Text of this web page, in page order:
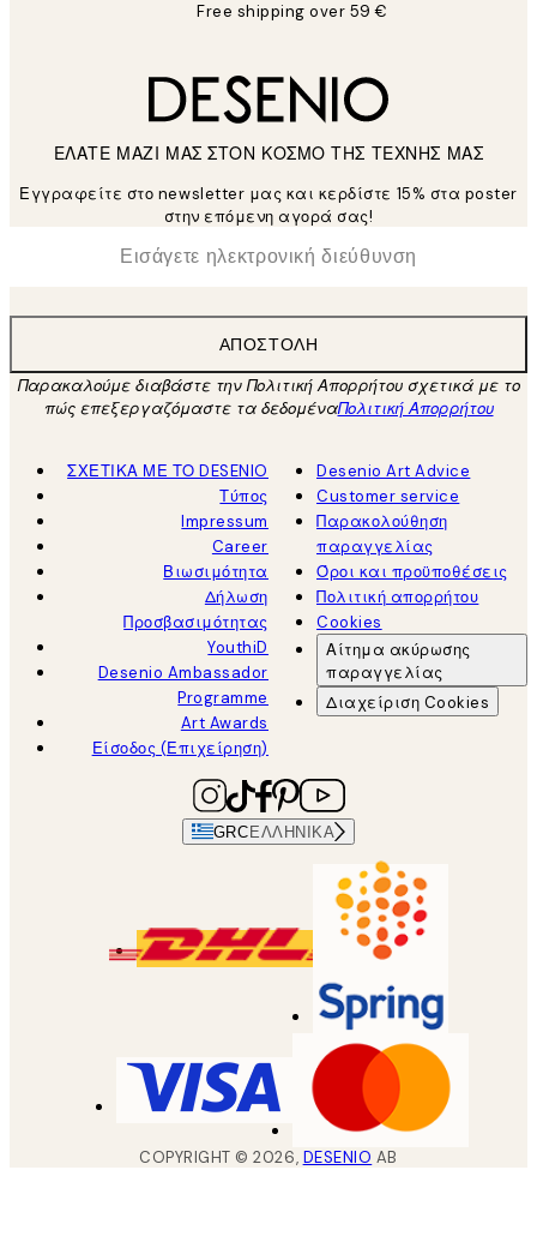
Free shipping over 59 €
ΕΛΑΤΕ ΜΑΖΙ ΜΑΣ ΣΤΟΝ ΚΟΣΜΟ ΤΗΣ ΤΕΧΝΗΣ ΜΑΣ
Εγγραφείτε στο newsletter μας και κερδίστε 15% στα poster
στην επόμενη αγορά σας!
Ηλεκτρονική Διεύθυνση
ΑΠΟΣΤΟΛΉ
Παρακαλούμε διαβάστε την Πολιτική Απορρήτου σχετικά με το
πώς επεξεργαζόμαστε τα δεδομέναΠολιτική Απορρήτου
ΣΧΕΤΙΚΑ ΜΕ ΤΟ DESENIO
Τύπος
Impressum
Career
Βιωσιμότητα
Δήλωση
Προσβασιμότητας
YouthiD
Desenio Ambassador
Programme
Art Awards
Είσοδος (Επιχείρηση)
Desenio Art Advice
Customer service
Παρακολούθηση
παραγγελίας
Όροι και προϋποθέσεις
Πολιτική απορρήτου
Cookies
Αίτημα ακύρωσης
παραγγελίας
Διαχείριση Cookies
GRCΕΛΛΗΝΙΚΆ
COPYRIGHT ©2026, DESENIO AB